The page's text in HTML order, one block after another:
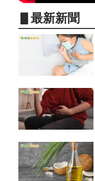
▋最新新聞